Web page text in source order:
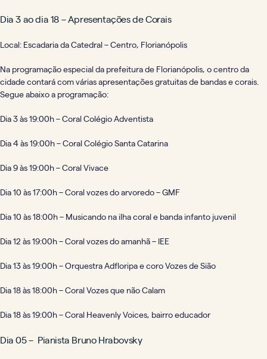
Dia 3 ao dia 18 – Apresentações de Corais
Local: Escadaria da Catedral – Centro, Florianópolis
Na programação especial da prefeitura de Florianópolis, o centro da
cidade contará com várias apresentações gratuitas de bandas e corais.
Segue abaixo a programação:
Dia 3 às 19:00h – Coral Colégio Adventista
Dia 4 às 19:00h – Coral Colégio Santa Catarina
Dia 9 às 19:00h – Coral Vivace
Dia 10 às 17:00h – Coral vozes do arvoredo – GMF
Dia 10 às 18:00h – Musicando na ilha coral e banda infanto juvenil
Dia 12 às 19:00h – Coral vozes do amanhã – IEE
Dia 13 às 19:00h – Orquestra Adfloripa e coro Vozes de Sião
Dia 18 às 18:00h – Coral Vozes que não Calam
Dia 18 às 19:00h – Coral Heavenly Voices, bairro educador
Dia 05 – Pianista Bruno Hrabovsky